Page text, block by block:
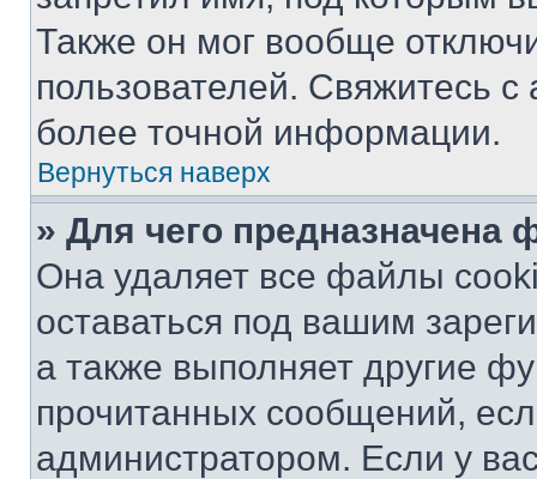
Также он мог вообще
пользователей. Свяжитесь
более точной информации.
Вернуться наверх
» Для чего предназначена
Она удаляет все файлы
оставаться под вашим
а также выполняет другие
прочитанных сообщений,
администратором. Если у